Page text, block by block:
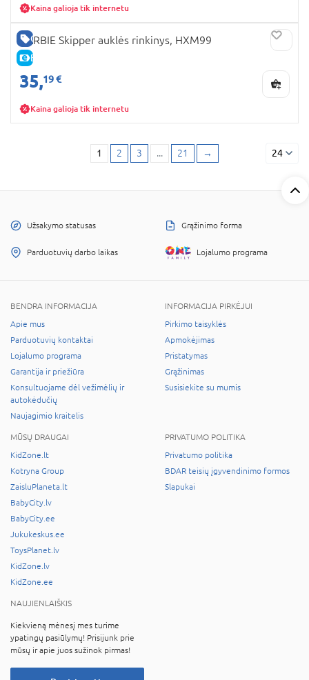
Kaina galioja tik internetu
GERA KAINA
E-KAINA
BARBIE Skipper auklės rinkinys, HXM99
35,19 €
Kaina galioja tik internetu
1 2 3 ... 21 → 24
Užsakymo statusas Grąžinimo forma
Parduotuvių darbo laikas Lojalumo programa
BENDRA INFORMACIJA
Apie mus
Parduotuvių kontaktai
Lojalumo programa
Garantija ir priežiūra
Konsultuojame dėl vežimėlių ir
autokėdučių
Naujagimio kraitelis
INFORMACIJA PIRKĖJUI
Pirkimo taisyklės
Apmokėjimas
Pristatymas
Grąžinimas
Susisiekite su mumis
MŪSŲ DRAUGAI
KidZone.lt
Kotryna Group
ZaisluPlaneta.lt
BabyCity.lv
BabyCity.ee
Jukukeskus.ee
ToysPlanet.lv
KidZone.lv
KidZone.ee
PRIVATUMO POLITIKA
Privatumo politika
BDAR teisių įgyvendinimo formos
Slapukai
NAUJIENLAIŠKIS
Kiekvieną mėnesį mes turime
ypatingų pasiūlymų! Prisijunk prie
mūsų ir apie juos sužinok pirmas!